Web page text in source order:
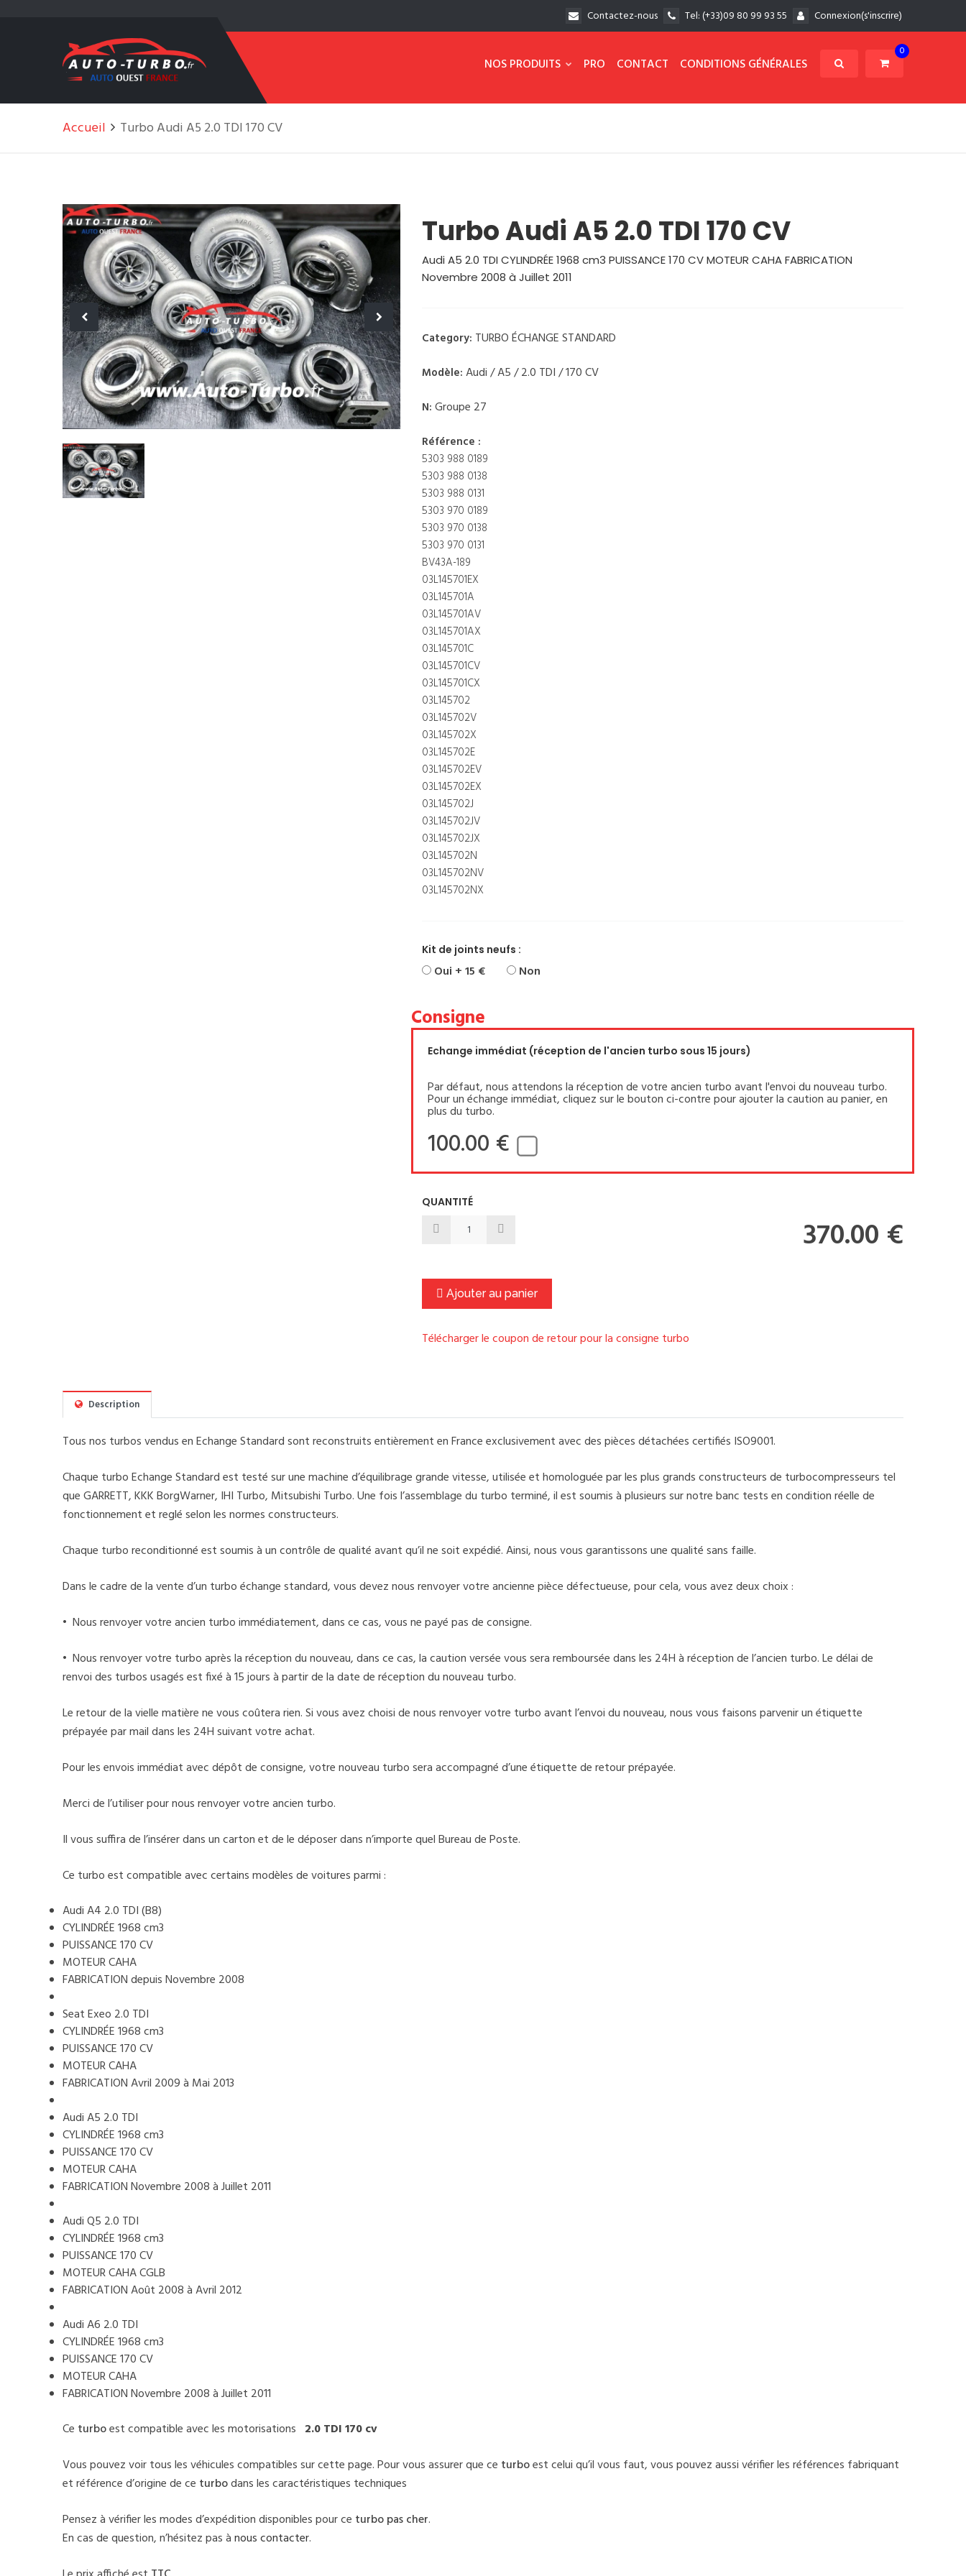
Contactez-nous Tel:(+33)09 80 99 93 55 Connexion(s'inscrire)
0
NOS PRODUITS PRO CONTACT CONDITIONS GÉNÉRALES
Accueil Turbo Audi A5 2.0 TDI 170 CV
Turbo Audi A5 2.0 TDI 170 CV
Audi A5 2.0 TDI CYLINDRÉE 1968 cm3 PUISSANCE 170 CV MOTEUR CAHA FABRICATION
Novembre 2008 à Juillet 2011
Category: TURBO ÉCHANGE STANDARD
Modèle: Audi / A5 / 2.0 TDI / 170 CV
N: Groupe 27
Référence :
5303 988 0189
5303 988 0138
5303 988 0131
5303 970 0189
5303 970 0138
5303 970 0131
BV43A-189
03L145701EX
03L145701A
03L145701AV
03L145701AX
03L145701C
03L145701CV
03L145701CX
03L145702
03L145702V
03L145702X
03L145702E
03L145702EV
03L145702EX
03L145702J
03L145702JV
03L145702JX
03L145702N
03L145702NV
03L145702NX
Kit de joints neufs :
Oui + 15 € Non
Consigne
Echange immédiat (réception de l'ancien turbo sous 15 jours)
Par défaut, nous attendons la réception de votre ancien turbo avant l'envoi du nouveau turbo.
Pour un échange immédiat, cliquez sur le bouton ci-contre pour ajouter la caution au panier, en
plus du turbo.
100.00 €
QUANTITÉ
370.00 €
Ajouter au panier
Télécharger le coupon de retour pour la consigne turbo
Description
Tous nos turbos vendus en Echange Standard sont reconstruits entièrement en France exclusivement avec des pièces détachées certifiés ISO9001.
Chaque turbo Echange Standard est testé sur une machine d’équilibrage grande vitesse, utilisée et homologuée par les plus grands constructeurs de turbocompresseurs tel
que GARRETT, KKK BorgWarner, IHI Turbo, Mitsubishi Turbo. Une fois l’assemblage du turbo terminé, il est soumis à plusieurs sur notre banc tests en condition réelle de
fonctionnement et reglé selon les normes constructeurs.
Chaque turbo reconditionné est soumis à un contrôle de qualité avant qu’il ne soit expédié. Ainsi, nous vous garantissons une qualité sans faille.
Dans le cadre de la vente d’un turbo échange standard, vous devez nous renvoyer votre ancienne pièce défectueuse, pour cela, vous avez deux choix :
• Nous renvoyer votre ancien turbo immédiatement, dans ce cas, vous ne payé pas de consigne.
• Nous renvoyer votre turbo après la réception du nouveau, dans ce cas, la caution versée vous sera remboursée dans les 24H à réception de l’ancien turbo. Le délai de
renvoi des turbos usagés est fixé à 15 jours à partir de la date de réception du nouveau turbo.
Le retour de la vielle matière ne vous coûtera rien. Si vous avez choisi de nous renvoyer votre turbo avant l’envoi du nouveau, nous vous faisons parvenir un étiquette
prépayée par mail dans les 24H suivant votre achat.
Pour les envois immédiat avec dépôt de consigne, votre nouveau turbo sera accompagné d’une étiquette de retour prépayée.
Merci de l’utiliser pour nous renvoyer votre ancien turbo.
Il vous suffira de l’insérer dans un carton et de le déposer dans n’importe quel Bureau de Poste.
Ce turbo est compatible avec certains modèles de voitures parmi :
Audi A4 2.0 TDI (B8)
CYLINDRÉE 1968 cm3
PUISSANCE 170 CV
MOTEUR CAHA
FABRICATION depuis Novembre 2008
Seat Exeo 2.0 TDI
CYLINDRÉE 1968 cm3
PUISSANCE 170 CV
MOTEUR CAHA
FABRICATION Avril 2009 à Mai 2013
Audi A5 2.0 TDI
CYLINDRÉE 1968 cm3
PUISSANCE 170 CV
MOTEUR CAHA
FABRICATION Novembre 2008 à Juillet 2011
Audi Q5 2.0 TDI
CYLINDRÉE 1968 cm3
PUISSANCE 170 CV
MOTEUR CAHA CGLB
FABRICATION Août 2008 à Avril 2012
Audi A6 2.0 TDI
CYLINDRÉE 1968 cm3
PUISSANCE 170 CV
MOTEUR CAHA
FABRICATION Novembre 2008 à Juillet 2011
Ce turboest compatible avec les motorisations 2.0 TDI 170 cv
Vous pouvez voir tous les véhicules compatibles sur cette page. Pour vous assurer que ce turboest celui qu’il vous faut, vous pouvez aussi vérifier les références fabriquant
et référence d’origine de ce turbodans les caractéristiques techniques
Pensez à vérifier les modes d’expédition disponibles pour ce turbo pas cher.
En cas de question, n’hésitez pas ànous contacter.